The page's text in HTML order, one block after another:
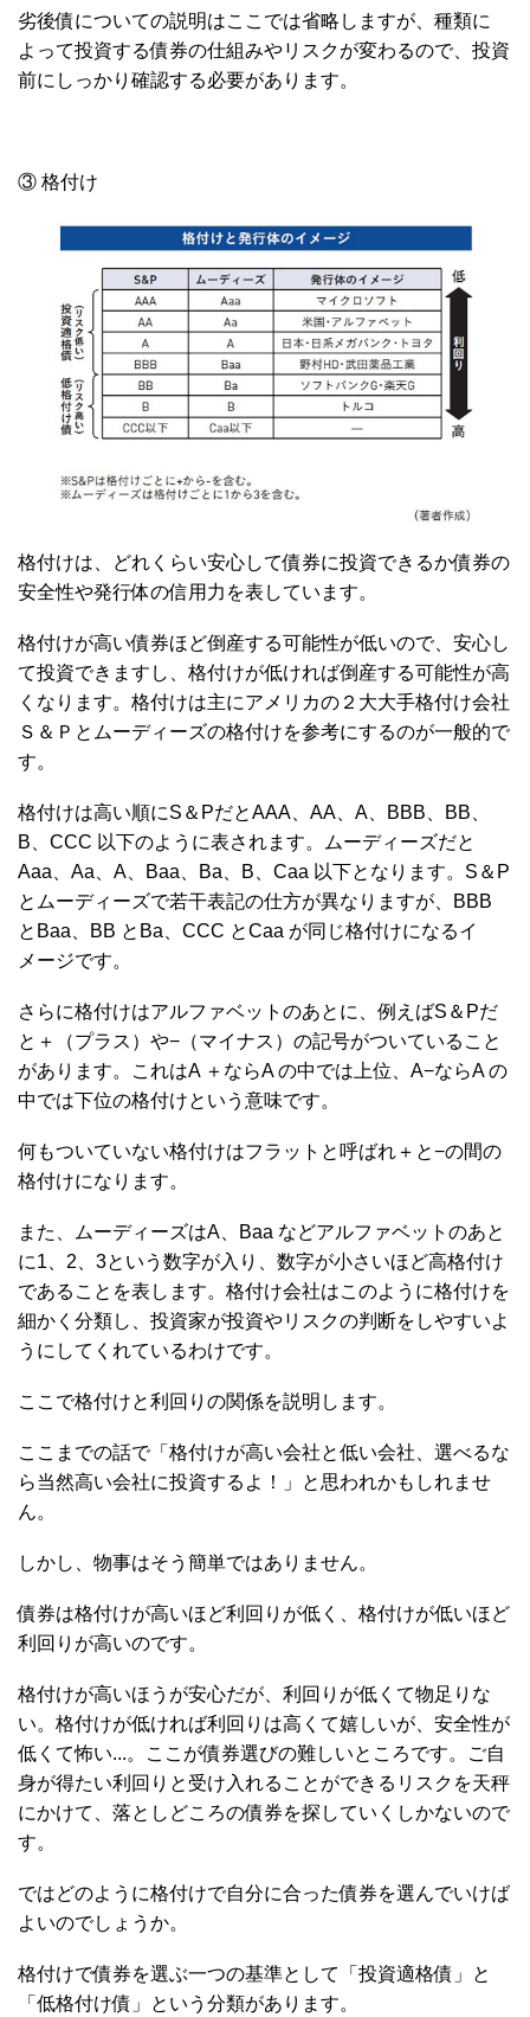
劣後債についての説明はここでは省略しますが、種類に
よって投資する債券の仕組みやリスクが変わるので、投資
前にしっかり確認する必要があります。
③ 格付け
格付けは、どれくらい安心して債券に投資できるか債券の
安全性や発行体の信用力を表しています。
格付けが高い債券ほど倒産する可能性が低いので、安心し
て投資できますし、格付けが低ければ倒産する可能性が高
くなります。格付けは主にアメリカの２大大手格付け会社
Ｓ＆Ｐとムーディーズの格付けを参考にするのが一般的で
す。
格付けは高い順にS＆PだとAAA、AA、A、BBB、BB、
B、CCC 以下のように表されます。ムーディーズだと
Aaa、Aa、A、Baa、Ba、B、Caa 以下となります。S＆P
とムーディーズで若干表記の仕方が異なりますが、BBB
とBaa、BB とBa、CCC とCaa が同じ格付けになるイ
メージです。
さらに格付けはアルファベットのあとに、例えばS＆Pだ
と＋（プラス）や−（マイナス）の記号がついていること
があります。これはA ＋ならA の中では上位、A−ならA の
中では下位の格付けという意味です。
何もついていない格付けはフラットと呼ばれ＋と−の間の
格付けになります。
また、ムーディーズはA、Baa などアルファベットのあと
に1、2、3という数字が入り、数字が小さいほど高格付け
であることを表します。格付け会社はこのように格付けを
細かく分類し、投資家が投資やリスクの判断をしやすいよ
うにしてくれているわけです。
ここで格付けと利回りの関係を説明します。
ここまでの話で「格付けが高い会社と低い会社、選べるな
ら当然高い会社に投資するよ！」と思われかもしれませ
ん。
しかし、物事はそう簡単ではありません。
債券は格付けが高いほど利回りが低く、格付けが低いほど
利回りが高いのです。
格付けが高いほうが安心だが、利回りが低くて物足りな
い。格付けが低ければ利回りは高くて嬉しいが、安全性が
低くて怖い...。ここが債券選びの難しいところです。ご自
身が得たい利回りと受け入れることができるリスクを天秤
にかけて、落としどころの債券を探していくしかないので
す。
ではどのように格付けで自分に合った債券を選んでいけば
よいのでしょうか。
格付けで債券を選ぶ一つの基準として「投資適格債」と
「低格付け債」という分類があります。